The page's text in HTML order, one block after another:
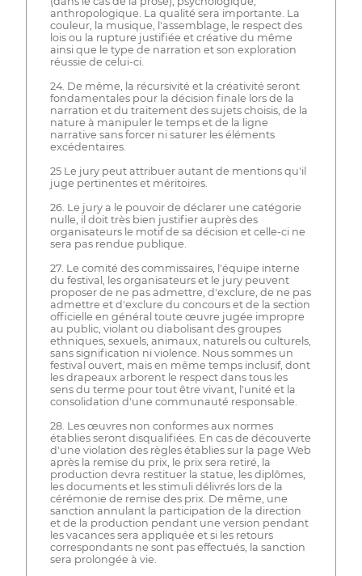
anthropologique. La qualité sera importante. La
couleur, la musique, l'assemblage, le respect des
lois ou la rupture justifiée et créative du même
ainsi que le type de narration et son exploration
réussie de celui-ci.
24. De même, la récursivité et la créativité seront
fondamentales pour la décision finale lors de la
narration et du traitement des sujets choisis, de la
nature à manipuler le temps et de la ligne
narrative sans forcer ni saturer les éléments
excédentaires.
25 Le jury peut attribuer autant de mentions qu'il
juge pertinentes et méritoires.
26. Le jury a le pouvoir de déclarer une catégorie
nulle, il doit très bien justifier auprès des
organisateurs le motif de sa décision et celle-ci ne
sera pas rendue publique.
27. Le comité des commissaires, l'équipe interne
du festival, les organisateurs et le jury peuvent
proposer de ne pas admettre, d'exclure, de ne pas
admettre et d'exclure du concours et de la section
officielle en général toute œuvre jugée impropre
au public, violant ou diabolisant des groupes
ethniques, sexuels, animaux, naturels ou culturels,
sans signification ni violence. Nous sommes un
festival ouvert, mais en même temps inclusif, dont
les drapeaux arborent le respect dans tous les
sens du terme pour tout être vivant, l'unité et la
consolidation d'une communauté responsable.
28. Les œuvres non conformes aux normes
établies seront disqualifiées. En cas de découverte
d'une violation des règles établies sur la page Web
après la remise du prix, le prix sera retiré, la
production devra restituer la statue, les diplômes,
les documents et les stimuli délivrés lors de la
cérémonie de remise des prix. De même, une
sanction annulant la participation de la direction
et de la production pendant une version pendant
les vacances sera appliquée et si les retours
correspondants ne sont pas effectués, la sanction
sera prolongée à vie.